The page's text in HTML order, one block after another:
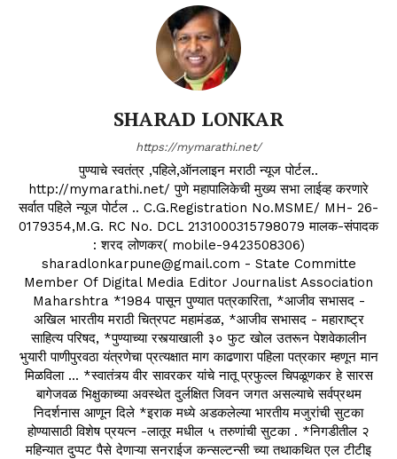
SHARAD LONKAR
https://mymarathi.net/
पुण्याचे स्वतंत्र ,पहिले,ऑनलाइन मराठी न्यूज पोर्टल..
http://mymarathi.net/ पुणे महापालिकेची मुख्य सभा लाईव्ह करणारे
सर्वात पहिले न्यूज पोर्टल .. C.G.Registration No.MSME/ MH- 26-
0179354,M.G. RC No. DCL 2131000315798079 मालक-संपादक
: शरद लोणकर( mobile-9423508306)
sharadlonkarpune@gmail.com - State Committe
Member Of Digital Media Editor Journalist Association
Maharshtra *1984 पासून पुण्यात पत्रकारिता, *आजीव सभासद -
अखिल भारतीय मराठी चित्रपट महामंडळ, *आजीव सभासद - महाराष्ट्र
साहित्य परिषद, *पुण्याच्या रस्त्याखाली ३० फुट खोल उतरून पेशवेकालीन
भुयारी पाणीपुरवठा यंत्रणेचा प्रत्यक्षात माग काढणारा पहिला पत्रकार म्हणून मान
मिळविला ... *स्वातंत्र्य वीर सावरकर यांचे नातू प्रफुल्ल चिपळूणकर हे सारस
बागेजवळ भिक्षुकाच्या अवस्थेत दुर्लक्षित जिवन जगत असल्याचे सर्वप्रथम
निदर्शनास आणून दिले *इराक मध्ये अडकलेल्या भारतीय मजुरांची सुटका
होण्यासाठी विशेष प्रयत्न -लातूर मधील ५ तरुणांची सुटका . *निगडीतील २
महिन्यात दुप्पट पैसे देणाऱ्या सनराईज कन्सल्टन्सी च्या तथाकथित एल टीटीइ